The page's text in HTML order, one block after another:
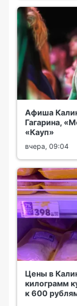
Афиша
Гагарина,
«Кауп»
вчера, 09:04
Цены в
килограмм
к 600